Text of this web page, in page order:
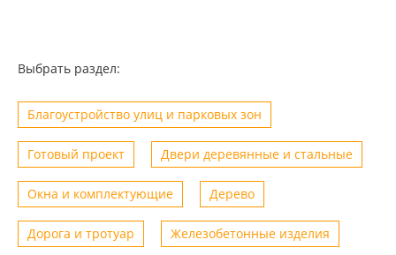
Выбрать раздел:
Благоустройство улиц и парковых зон
Готовый проект Двери деревянные и стальные
Окна и комплектующие Дерево
Дорога и тротуар Железобетонные изделия